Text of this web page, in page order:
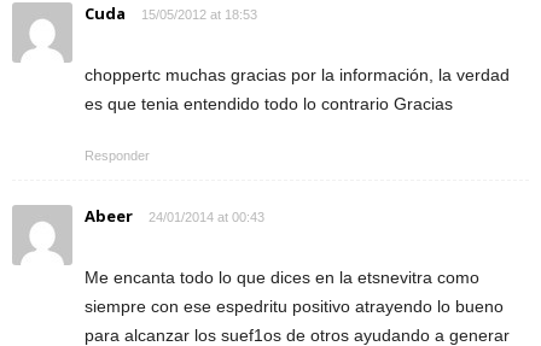
Cuda 15/05/2012 at 18:53
choppertc muchas gracias por la información, la verdad
es que tenia entendido todo lo contrario Gracias
Responder
Abeer 24/01/2014 at 00:43
Me encanta todo lo que dices en la etsnevitra como
siempre con ese espedritu positivo atrayendo lo bueno
para alcanzar los suef1os de otros ayudando a generar